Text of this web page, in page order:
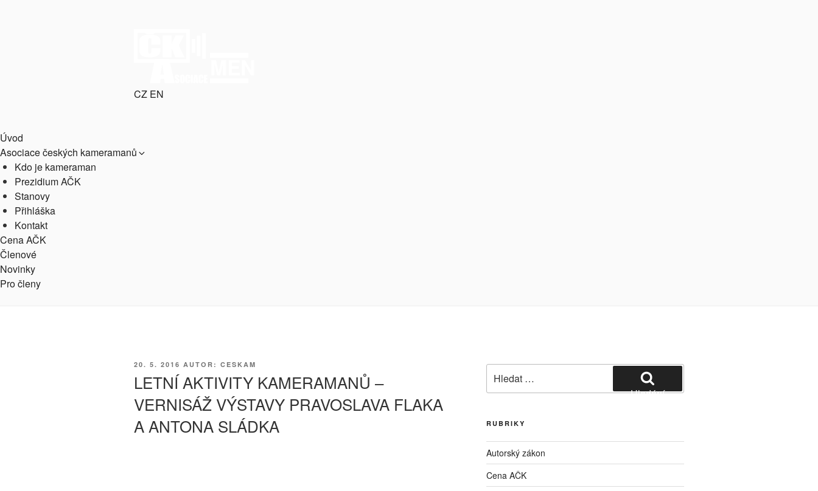
CZ EN
Úvod
Asociace českých kameramanů
Kdo je kameraman
Prezidium AČK
Stanovy
Přihláška
Kontakt
Cena AČK
Členové
Novinky
Pro členy
PUBLIKOVÁNO
20. 5. 2016 AUTOR: CESKAM
LETNÍ AKTIVITY KAMERAMANŮ –
VERNISÁŽ VÝSTAVY PRAVOSLAVA FLAKA
A ANTONA SLÁDKA
Hledání
RUBRIKY
Autorský zákon
Cena AČK